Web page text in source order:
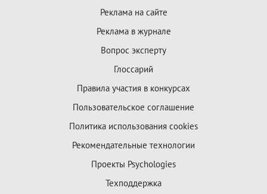
Реклама на сайте
Реклама в журнале
Вопрос эксперту
Глоссарий
Правила участия в конкурсах
Пользовательское соглашение
Политика использования cookies
Рекомендательные технологии
Проекты Psychologies
Техподдержка